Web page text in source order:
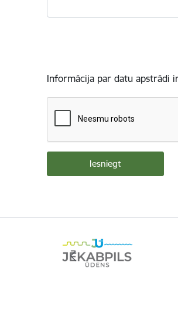
Informācija par datu apstrādi